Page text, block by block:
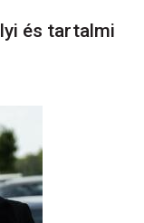
és tartalmi